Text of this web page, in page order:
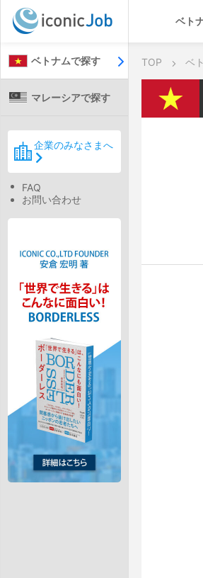
ベト
ベトナムで探す
マレーシアで探す
企業のみなさまへ
FAQ
お問い合わせ
TOP ベ